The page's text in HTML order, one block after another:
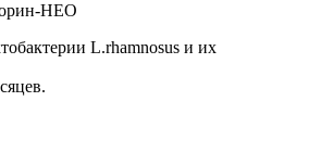
НЕО
L.rhamnosus и их